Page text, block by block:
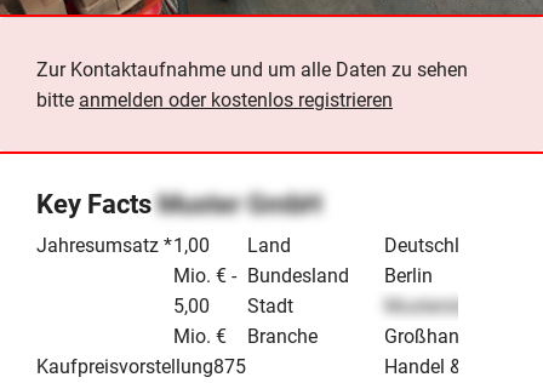
Zur Kontaktaufnahme und um alle Daten zu sehen
bitte anmelden oder kostenlos registrieren
Key FactsMuster GmbH
Jahresumsatz *1,00
Mio. € -
5,00
Mio. €
Kaufpreisvorstellung875
Land
Deutschland
Bundesland
Berlin
Stadt
Musterstadt
Branche
Großhandel
Handel & E-